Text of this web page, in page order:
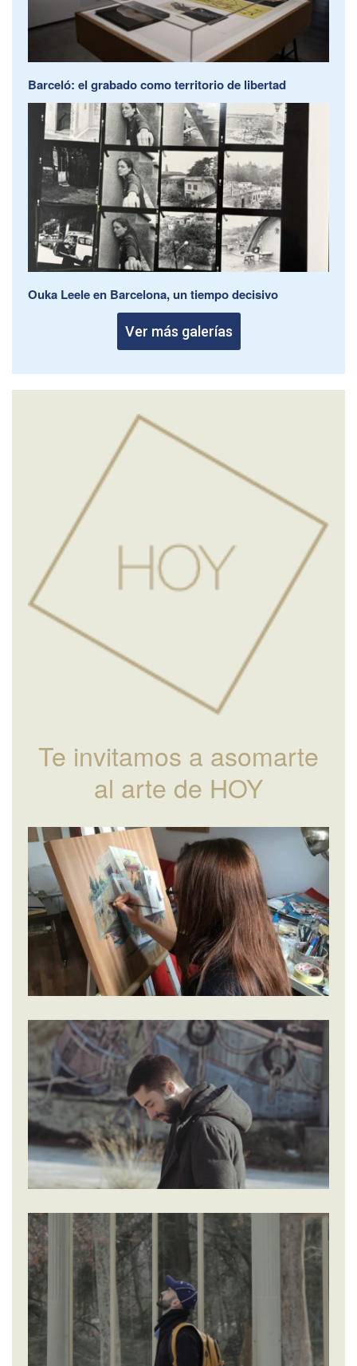
Barceló: el grabado como territorio de libertad
Ouka Leele en Barcelona, un tiempo decisivo
Ver más galerías
Te invitamos a asomarte
al arte de HOY